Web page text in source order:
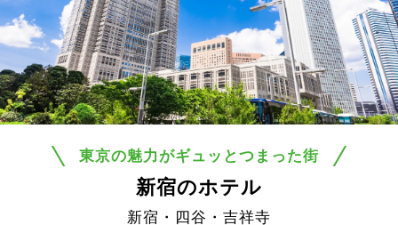
東京の魅力がギュッとつまった街
新宿のホテル
新宿・四谷・吉祥寺